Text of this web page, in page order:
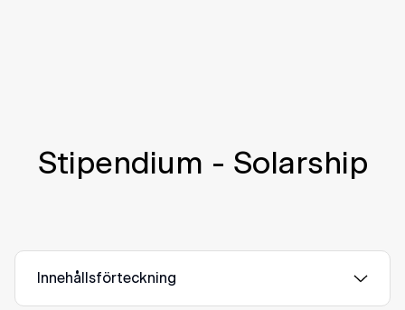
Stipendium - Solarship
Innehållsförteckning